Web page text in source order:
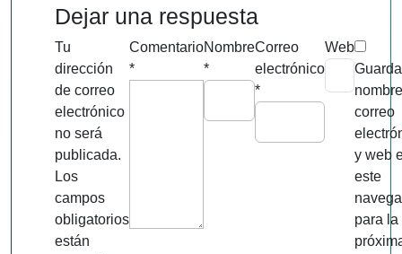
Dejar una respuesta
Tu
dirección
de correo
electrónico
no será
publicada.
Los
campos
obligatorios
están
Comentario
*
Nombre
*
Correo
electrónico
*
Web
correo
y web
este
para la